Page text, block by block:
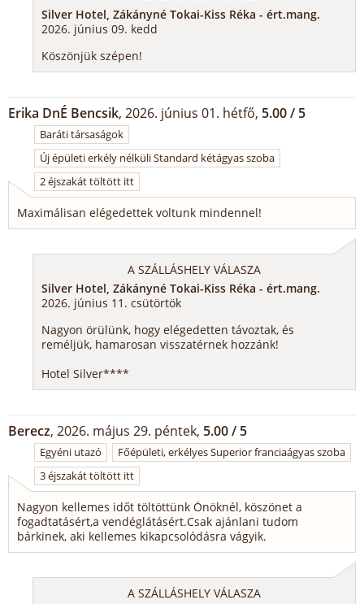
Silver Hotel, Zákányné Tokai-Kiss Réka - ért.mang.
2026. június 09. kedd
Köszönjük szépen!
Erika DnÉ Bencsik, 2026. június 01. hétfő, 5.00 / 5
Baráti társaságok
Új épületi erkély nélküli Standard kétágyas szoba
2 éjszakát töltött itt
Maximálisan elégedettek voltunk mindennel!
A SZÁLLÁSHELY VÁLASZA
Silver Hotel, Zákányné Tokai-Kiss Réka - ért.mang.
2026. június 11. csütörtök
Nagyon örülünk, hogy elégedetten távoztak, és
reméljük, hamarosan visszatérnek hozzánk!
Hotel Silver****
Berecz, 2026. május 29. péntek, 5.00 / 5
Egyéni utazó
Főépületi, erkélyes Superior franciaágyas szoba
3 éjszakát töltött itt
Nagyon kellemes időt töltöttünk Önöknél, köszönet a
fogadtatásért,a vendéglátásért.Csak ajánlani tudom
bárkinek, aki kellemes kikapcsolódásra vágyik.
A SZÁLLÁSHELY VÁLASZA